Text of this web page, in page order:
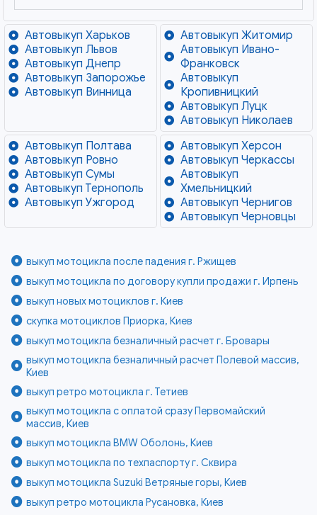
Автовыкуп Харьков
Автовыкуп Львов
Автовыкуп Днепр
Автовыкуп Запорожье
Автовыкуп Винница
Автовыкуп Житомир
Автовыкуп Ивано-
Франковск
Автовыкуп
Кропивницкий
Автовыкуп Луцк
Автовыкуп Николаев
Автовыкуп Полтава
Автовыкуп Ровно
Автовыкуп Сумы
Автовыкуп Тернополь
Автовыкуп Ужгород
Автовыкуп Херсон
Автовыкуп Черкассы
Автовыкуп
Хмельницкий
Автовыкуп Чернигов
Автовыкуп Черновцы
выкуп мотоцикла после падения г. Ржищев
выкуп мотоцикла по договору купли продажи г. Ирпень
выкуп новых мотоциклов г. Киев
скупка мотоциклов Приорка, Киев
выкуп мотоцикла безналичный расчет г. Бровары
выкуп мотоцикла безналичный расчет Полевой массив,
Киев
выкуп ретро мотоцикла г. Тетиев
выкуп мотоцикла с оплатой сразу Первомайский
массив, Киев
выкуп мотоцикла BMW Оболонь, Киев
выкуп мотоцикла по техпаспорту г. Сквира
выкуп мотоцикла Suzuki Ветряные горы, Киев
выкуп ретро мотоцикла Русановка, Киев